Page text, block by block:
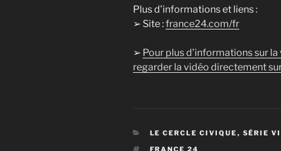
Plus d’informations et liens :
➢ Site :france24.com/fr
➢ Pour plus d’informations sur
regarder la vidéo directement
CATÉGORIES
LE CERCLE CIVIQUE , SÉRIE
ÉTIQUETTES